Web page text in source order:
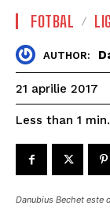
FOTBAL
AUTHOR:
21 aprilie 2017
Less than 1 min.
Danubius Bechet este